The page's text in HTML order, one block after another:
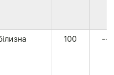
100 --